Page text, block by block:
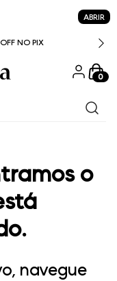
ABRIR
NO PIX
0
o
navegue